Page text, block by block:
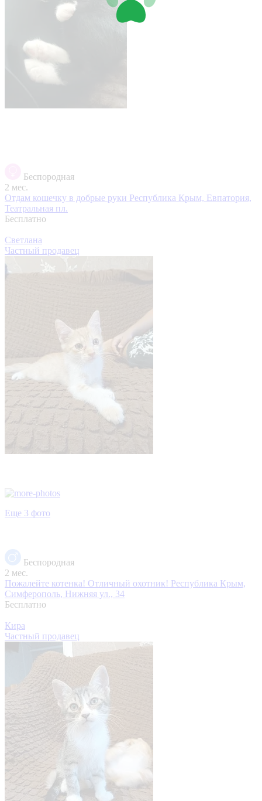
Беспородная
2 мес.
Отдам кошечку в добрые руки Республика Крым, Евпатория,
Театральная пл.
Бесплатно
Светлана
Частный продавец
Еще 3 фото
Беспородная
2 мес.
Пожалейте котенка! Отличный охотник! Республика Крым,
Симферополь, Нижняя ул., 34
Бесплатно
Кира
Частный продавец